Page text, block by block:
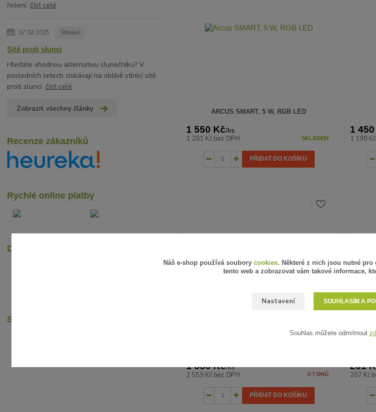
řešení.číst celé
07.02.2025 Stínění
Sítě proti slunci
Hledáte vhodnou alternativu slunečníku? V
posledních letech získávají na oblibě stínící sítě
proti slunci.číst celé
Zobrazit všechny články
Recenze zákazníků
Rychlé online platby
Dopravci
Sledujte nás
ARCUS SMART, 5 W, RGB LED
1 550 Kč/ks
1 281 Kč bez DPH SKLADEM
PŘIDAT DO KOŠÍKU
1
1 198 Kč
1 886 Kč/ks
1 559 Kč bez DPH 3-7 DNŮ
PŘIDAT DO KOŠÍKU
251
207 Kč
Náš e-shop používá soubory cookies. Některé z nich jsou nutné
tento web a zobrazovat vám takové informace,
Nastavení SOUHLASÍM A
Souhlas můžete odmítnout